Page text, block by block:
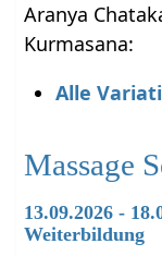
Aranya
Kurmasana:
Alle
Massage
13.09.2026 -
Weiterbildung